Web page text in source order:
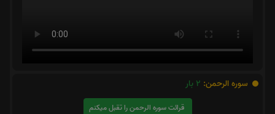
سوره الرحمن: 2 بار
قرائت سوره الرحمن را تقبل میکنم